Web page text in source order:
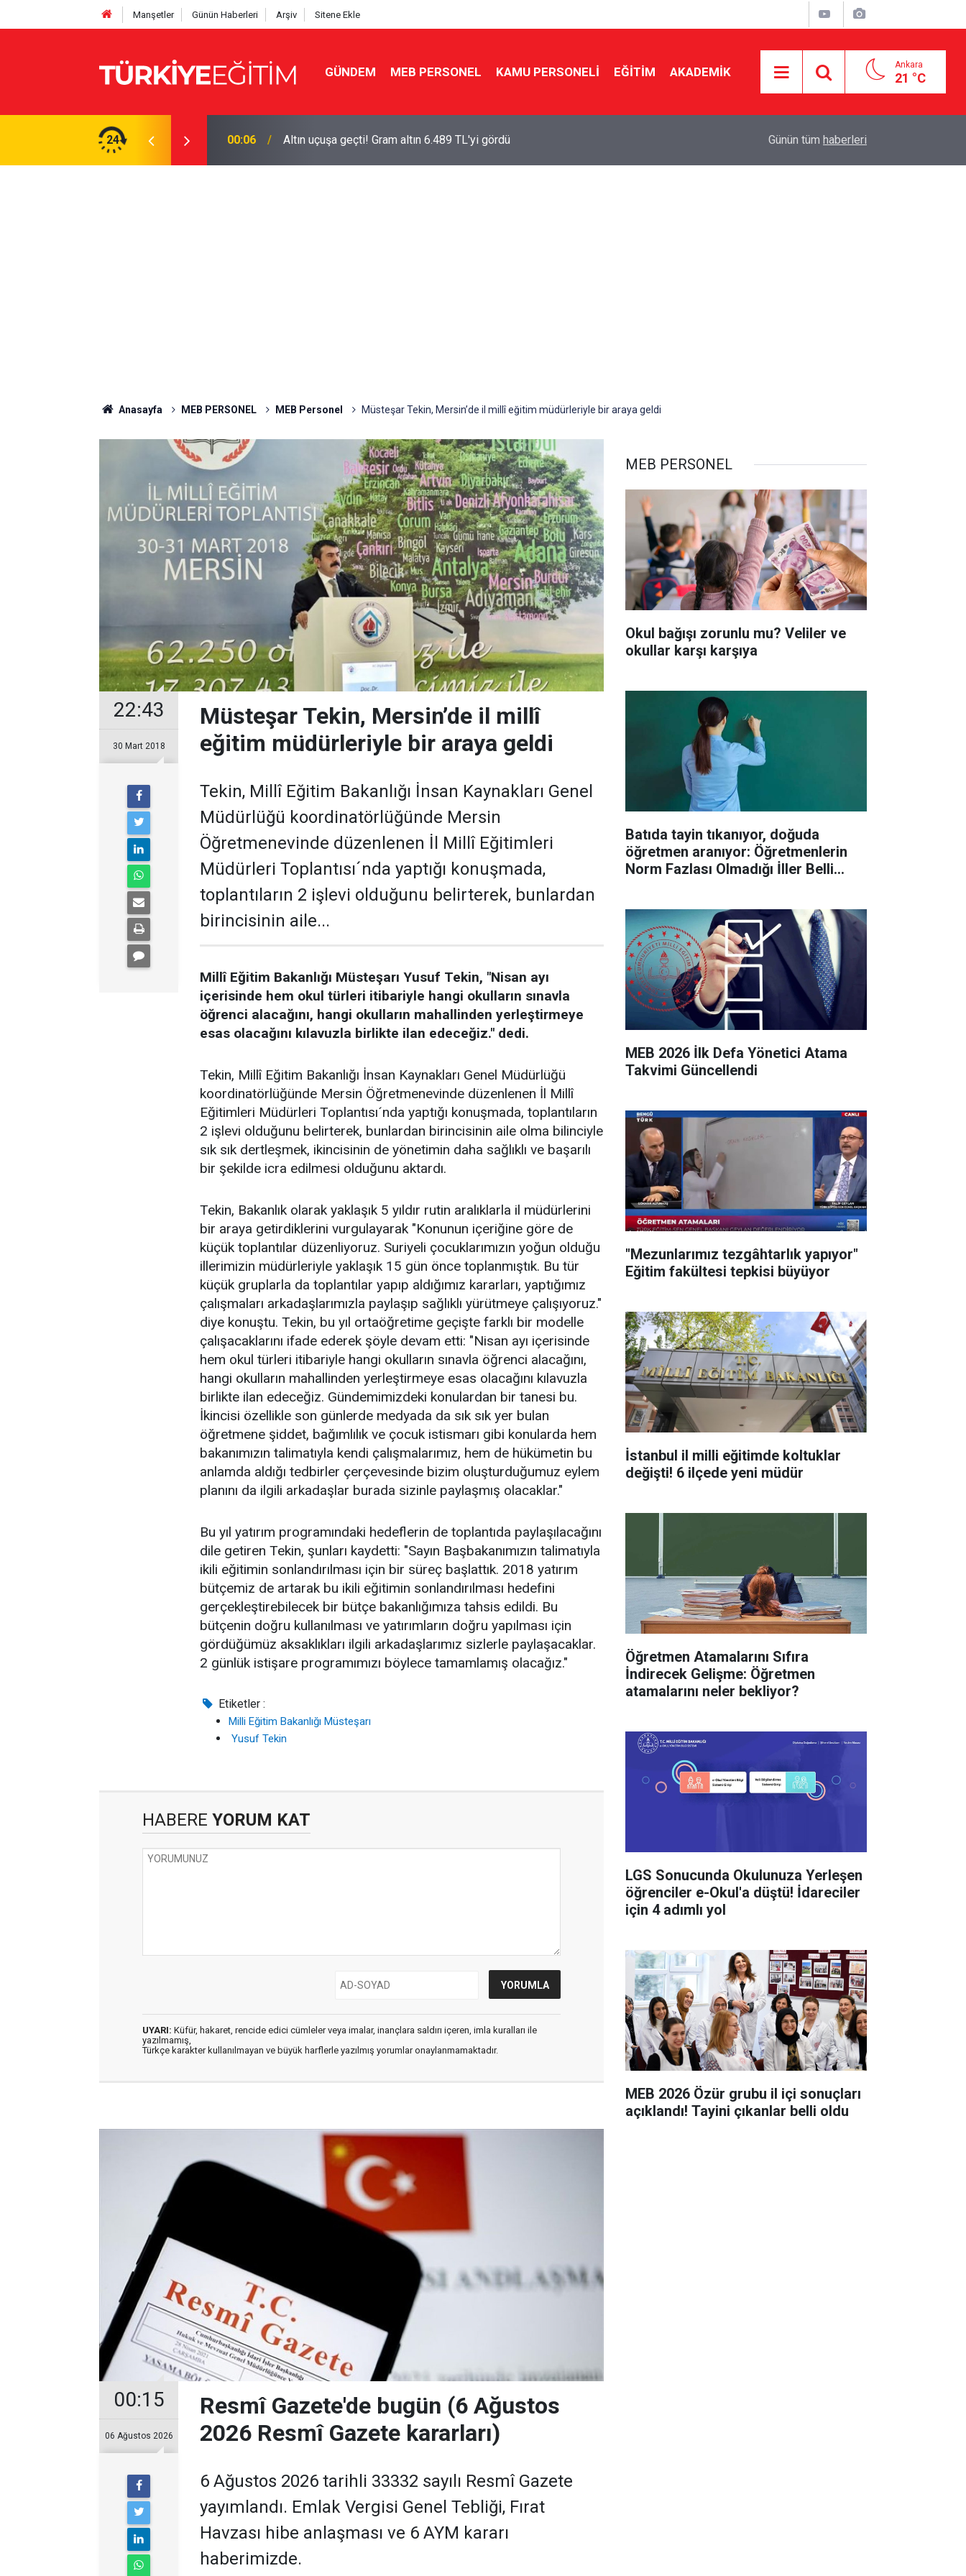
Manşetler Günün Haberleri Arşiv Sitene Ekle
GÜNDEM MEB PERSONEL KAMU PERSONELİ EĞİTİM AKADEMİK Ankara
21 °C
24
2026 Resmî Gazete kararları) 00:06 Altın uçuşa geçti! Gram altın 6.489 TL'yi gördü Okul bağışı zorunlu mu? Veliler ve okullar karşı
Günün tüm haberleri
Anasayfa MEB PERSONEL MEB Personel Müsteşar Tekin, Mersin’de il millî eğitim müdürleriyle bir araya geldi
22:43
30 Mart 2018
Müsteşar Tekin, Mersin’de il millî
eğitim müdürleriyle bir araya geldi
Tekin, Millî Eğitim Bakanlığı İnsan Kaynakları Genel
Müdürlüğü koordinatörlüğünde Mersin
Öğretmenevinde düzenlenen İl Millî Eğitimleri
Müdürleri Toplantısı´nda yaptığı konuşmada,
toplantıların 2 işlevi olduğunu belirterek, bunlardan
birincisinin aile...
Millî Eğitim Bakanlığı Müsteşarı Yusuf Tekin, "Nisan ayı
içerisinde hem okul türleri itibariyle hangi okulların sınavla
öğrenci alacağını, hangi okulların mahallinden yerleştirmeye
esas olacağını kılavuzla birlikte ilan edeceğiz." dedi.
Tekin, Millî Eğitim Bakanlığı İnsan Kaynakları Genel Müdürlüğü
koordinatörlüğünde Mersin Öğretmenevinde düzenlenen İl Millî
Eğitimleri Müdürleri Toplantısı´nda yaptığı konuşmada, toplantıların
2 işlevi olduğunu belirterek, bunlardan birincisinin aile olma bilinciyle
sık sık dertleşmek, ikincisinin de yönetimin daha sağlıklı ve başarılı
bir şekilde icra edilmesi olduğunu aktardı.
Tekin, Bakanlık olarak yaklaşık 5 yıldır rutin aralıklarla il müdürlerini
bir araya getirdiklerini vurgulayarak "Konunun içeriğine göre de
küçük toplantılar düzenliyoruz. Suriyeli çocuklarımızın yoğun olduğu
illerimizin müdürleriyle yaklaşık 15 gün önce toplanmıştık. Bu tür
küçük gruplarla da toplantılar yapıp aldığımız kararları, yaptığımız
çalışmaları arkadaşlarımızla paylaşıp sağlıklı yürütmeye çalışıyoruz."
diye konuştu. Tekin, bu yıl ortaöğretime geçişte farklı bir modelle
çalışacaklarını ifade ederek şöyle devam etti: "Nisan ayı içerisinde
hem okul türleri itibariyle hangi okulların sınavla öğrenci alacağını,
hangi okulların mahallinden yerleştirmeye esas olacağını kılavuzla
birlikte ilan edeceğiz. Gündemimizdeki konulardan bir tanesi bu.
İkincisi özellikle son günlerde medyada da sık sık yer bulan
öğretmene şiddet, bağımlılık ve çocuk istismarı gibi konularda hem
bakanımızın talimatıyla kendi çalışmalarımız, hem de hükümetin bu
anlamda aldığı tedbirler çerçevesinde bizim oluşturduğumuz eylem
planını da ilgili arkadaşlar burada sizinle paylaşmış olacaklar."
Bu yıl yatırım programındaki hedeflerin de toplantıda paylaşılacağını
dile getiren Tekin, şunları kaydetti: "Sayın Başbakanımızın talimatıyla
ikili eğitimin sonlandırılması için bir süreç başlattık. 2018 yatırım
bütçemiz de artarak bu ikili eğitimin sonlandırılması hedefini
gerçekleştirebilecek bir bütçe bakanlığımıza tahsis edildi. Bu
bütçenin doğru kullanılması ve yatırımların doğru yapılması için
gördüğümüz aksaklıkları ilgili arkadaşlarımız sizlerle paylaşacaklar.
2 günlük istişare programımızı böylece tamamlamış olacağız."
Etiketler :
Milli Eğitim Bakanlığı Müsteşarı
Yusuf Tekin
HABERE YORUM KAT
UYARI: Küfür, hakaret, rencide edici cümleler veya imalar, inançlara saldırı içeren, imla kuralları ile
yazılmamış,
Türkçe karakter kullanılmayan ve büyük harflerle yazılmış yorumlar onaylanmamaktadır.
00:15
06 Ağustos 2026
Resmî Gazete'de bugün (6 Ağustos
2026 Resmî Gazete kararları)
6 Ağustos 2026 tarihli 33332 sayılı Resmî Gazete
yayımlandı. Emlak Vergisi Genel Tebliği, Fırat
Havzası hibe anlaşması ve 6 AYM kararı
haberimizde.
MEB PERSONEL
Okul bağışı zorunlu mu? Veliler ve
okullar karşı karşıya
Batıda tayin tıkanıyor, doğuda
öğretmen aranıyor: Öğretmenlerin
Norm Fazlası Olmadığı İller Belli
MEB 2026 İlk Defa Yönetici Atama
Takvimi Güncellendi
"Mezunlarımız tezgâhtarlık yapıyor"
Eğitim fakültesi tepkisi büyüyor
İstanbul il milli eğitimde koltuklar
değişti! 6 ilçede yeni müdür
Öğretmen Atamalarını Sıfıra
İndirecek Gelişme: Öğretmen
atamalarını neler bekliyor?
LGS Sonucunda Okulunuza Yerleşen
öğrenciler e-Okul'a düştü! İdareciler
için 4 adımlı yol
MEB 2026 Özür grubu il içi sonuçları
açıklandı! Tayini çıkanlar belli oldu